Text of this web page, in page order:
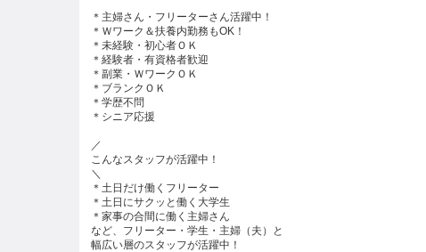
＊主婦さん・フリーターさん活躍中！
＊Ｗワーク＆扶養内勤務もOK！
＊未経験・初心者ＯＫ
＊経験者・有資格者歓迎
＊副業・ＷワークＯＫ
＊ブランクＯＫ
＊学歴不問
＊シニア応援
／
こんなスタッフが活躍中！
＼
＊土日だけ働くフリーター
＊土日にサクッと働く大学生
＊家事の合間に働く主婦さん
など、フリーター・学生・主婦（夫）と
幅広い層のスタッフが活躍中！